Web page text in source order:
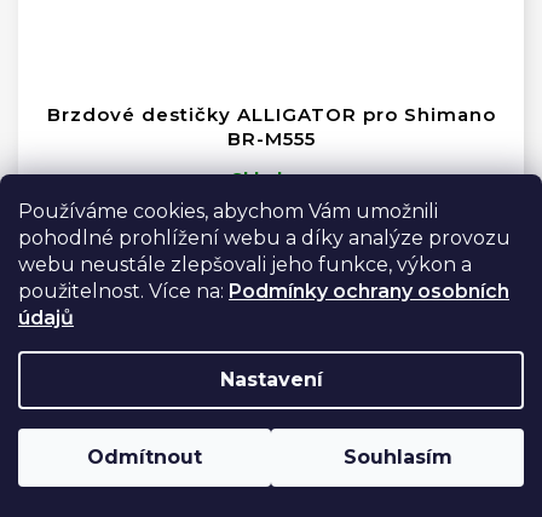
Používáme cookies, abychom Vám umožnili
pohodlné prohlížení webu a díky analýze provozu
webu neustále zlepšovali jeho funkce, výkon a
použitelnost. Více na: Podmínky ochrany osobních
údajů
Nastavení
Odmítnout Souhlasím
Brzdové destičky ALLIGATOR pro Shimano
BR-M555
Skladem
200 Kč Do košíku